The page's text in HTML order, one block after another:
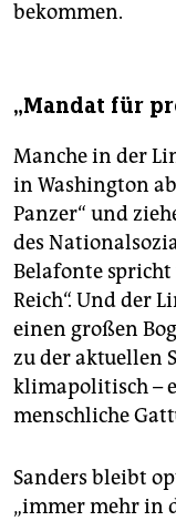
bekommen.
„Mandat für
Manche in der
in Washington
Panzer“ und
des
Belafonte spricht
Reich“. Und der
einen großen
zu der aktuellen
klimapolitisch –
menschliche
Sanders bleibt
„immer mehr in